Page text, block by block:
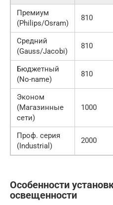
Премиум
(Philips/Osram)
810
Средний
(Gauss/Jacobi)
810
Бюджетный
(No-name)
810
Эконом
(Магазинные
сети)
1000
Проф. серия
(Industrial)
2000
Особенности
освещенности